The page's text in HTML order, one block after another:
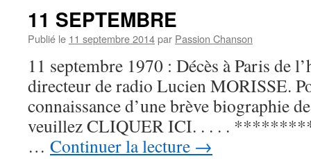
11 SEPTEMBRE
Publié le 11 septembre 2014par Passion Chanson
11 septembre 1970 : Décès à Paris de
directeur de radio Lucien MORISSE.
connaissance d’une brève biographie
veuillez CLIQUER ICI. . . . .
… Continuer la lecture →